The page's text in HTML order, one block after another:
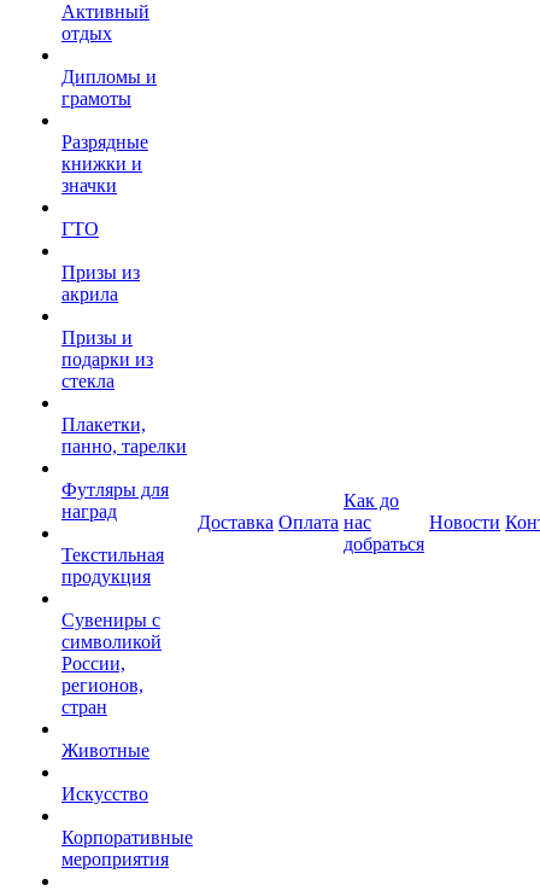
Активный
отдых
Дипломы и
грамоты
Разрядные
книжки и
значки
ГТО
Призы из
акрила
Призы и
подарки из
стекла
Плакетки,
панно, тарелки
Футляры для
наград
Текстильная
продукция
Сувениры с
символикой
России,
регионов,
стран
Животные
Искусство
Корпоративные
мероприятия
Доставка Оплата
Как до
нас
добраться
Новости